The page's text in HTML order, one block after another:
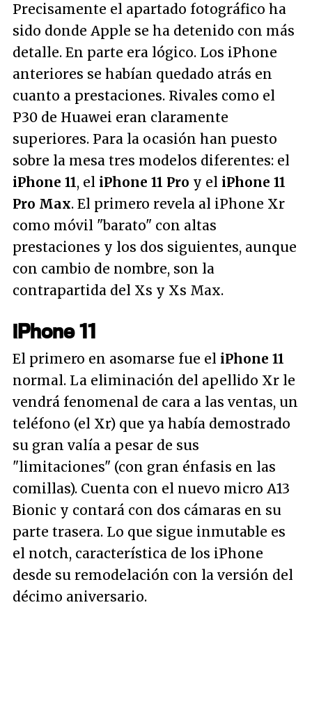
Precisamente el apartado fotográfico ha
sido donde Apple se ha detenido con más
detalle. En parte era lógico. Los iPhone
anteriores se habían quedado atrás en
cuanto a prestaciones. Rivales como el
P30 de Huawei eran claramente
superiores. Para la ocasión han puesto
sobre la mesa tres modelos diferentes: el
iPhone 11, el iPhone 11 Pro y el iPhone 11
Pro Max. El primero revela al iPhone Xr
como móvil "barato" con altas
prestaciones y los dos siguientes, aunque
con cambio de nombre, son la
contrapartida del Xs y Xs Max.
iPhone 11
El primero en asomarse fue el iPhone 11
normal. La eliminación del apellido Xr le
vendrá fenomenal de cara a las ventas, un
teléfono (el Xr) que ya había demostrado
su gran valía a pesar de sus
"limitaciones" (con gran énfasis en las
comillas). Cuenta con el nuevo micro A13
Bionic y contará con dos cámaras en su
parte trasera. Lo que sigue inmutable es
el notch, característica de los iPhone
desde su remodelación con la versión del
décimo aniversario.